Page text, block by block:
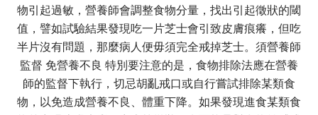
物引起過敏，營養師會調整食物分量，找出引起徵狀的閾
值，譬如試驗結果發現吃一片芝士會引致皮膚痕癢，但吃
半片沒有問題，那麼病人便毋須完全戒掉芝士。須營養師
監督 免營養不良 特別要注意的是，食物排除法應在營養
師的監督下執行，切忌胡亂戒口或自行嘗試排除某類食
物，以免造成營養不良、體重下降。如果發現進食某類食